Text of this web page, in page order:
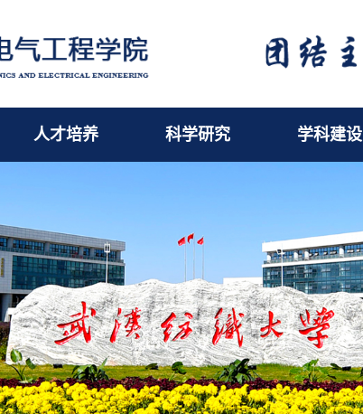
人才培养 科学研究 学科建设